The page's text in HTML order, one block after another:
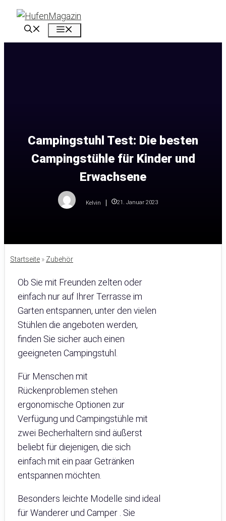
Zum
Inhalt
Campingstuhl Test: Die besten
Campingstühle für Kinder und
Erwachsene
Kelvin 21. Januar 2023
Startseite » Zubehör
Ob Sie mit Freunden zelten oder
einfach nur auf Ihrer Terrasse im
Garten entspannen, unter den vielen
Stühlen die angeboten werden,
finden Sie sicher auch einen
geeigneten Campingstuhl.
Für Menschen mit
Rückenproblemen stehen
ergonomische Optionen zur
Verfügung und Campingstühle mit
zwei Becherhaltern sind äußerst
beliebt für diejenigen, die sich
einfach mit ein paar Getränken
entspannen möchten.
Besonders leichte Modelle sind ideal
für Wanderer und Camper . Sie